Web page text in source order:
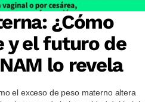
¿Cómo
y el futuro de
lo revela
el exceso de peso materno altera